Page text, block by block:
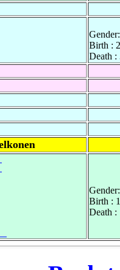
Birth :
Death
Birth :
Death